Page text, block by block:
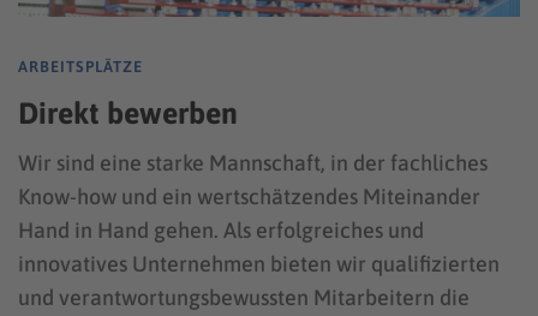
ARBEITSPLÄTZE
Direkt bewerben
Wir sind eine starke Mannschaft, in der fachliches
Know-how und ein wertschätzendes Miteinander
Hand in Hand gehen. Als erfolgreiches und
innovatives Unternehmen bieten wir qualifizierten
und verantwortungsbewussten Mitarbeitern die